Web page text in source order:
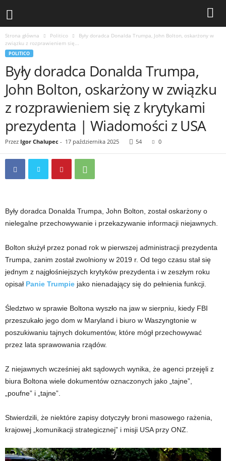
Strona główna Politico
Były doradca Donalda Trumpa, John Bolton, oskarżony w
związku z rozprawieniem się...
POLITICO
Były doradca Donalda Trumpa,
John Bolton, oskarżony w związku
z rozprawieniem się z krytykami
prezydenta | Wiadomości z USA
Przez Igor Chalupec - 17 października 2025 54 0
Były doradca Donalda Trumpa, John Bolton, został oskarżony o
nielegalne przechowywanie i przekazywanie informacji niejawnych.
Bolton służył przez ponad rok w pierwszej administracji prezydenta
Trumpa, zanim został zwolniony w 2019 r. Od tego czasu stał się
jednym z najgłośniejszych krytyków prezydenta i w zeszłym roku
opisał Panie Trumpie jako nienadający się do pełnienia funkcji.
Śledztwo w sprawie Boltona wyszło na jaw w sierpniu, kiedy FBI
przeszukało jego dom w Maryland i biuro w Waszyngtonie w
poszukiwaniu tajnych dokumentów, które mógł przechowywać
przez lata sprawowania rządów.
Z niejawnych wcześniej akt sądowych wynika, że ​​agenci przejęli z
biura Boltona wiele dokumentów oznaczonych jako „tajne”,
„poufne” i „tajne”.
Stwierdzili, że niektóre zapisy dotyczyły broni masowego rażenia,
krajowej „komunikacji strategicznej” i misji USA przy ONZ.